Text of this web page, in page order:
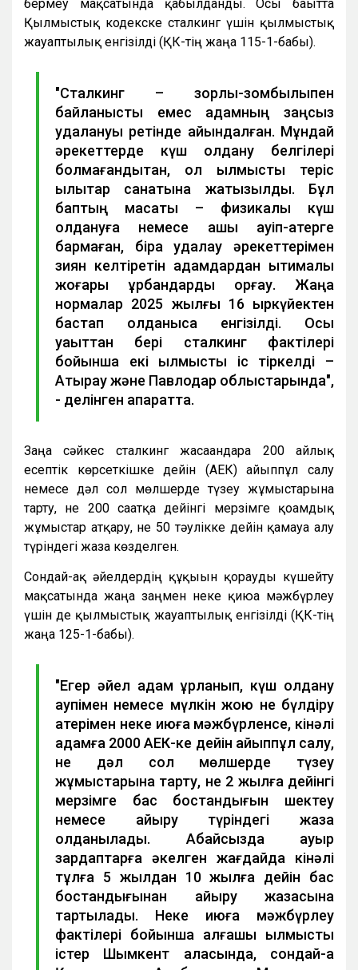
бермеу мақсатында қабылданды. Осы бағытта
Қылмыстық кодекске сталкинг үшін қылмыстық
жауаптылық енгізілді (ҚК-тің жаңа 115-1-бабы).
"Сталкинг – зорлық-зомбылықпен
байланысты емес адамның заңсыз
қудалануы ретінде айқындалған. Мұндай
әрекеттерде күш қолдану белгілері
болмағандықтан, ол қылмыстық теріс
қылықтар санатына жатқызылды. Бұл
баптың мақсаты – физикалық күш
қолдануға немесе ашық қауіп-қатерге
бармаған, бірақ қудалау әрекеттерімен
зиян келтіретін адамдардан ықтималы
жоғары құрбандарды қорғау. Жаңа
нормалар 2025 жылғы 16 қыркүйектен
бастап қолданысқа енгізілді. Осы
уақыттан бері сталкинг фактілері
бойынша екі қылмыстық іс тіркелді –
Атырау және Павлодар облыстарында",
- делінген ақпаратта.
Заңға сәйкес сталкинг жасағандарға 200 айлық
есептік көрсеткішке дейін (АЕК) айыппұл салу
немесе дәл сол мөлшерде түзеу жұмыстарына
тарту, не 200 сағатқа дейінгі мерзімге қоғамдық
жұмыстар атқару, не 50 тәулікке дейін қамауға алу
түріндегі жаза көзделген.
Сондай-ақ әйелдердің құқығын қорғауды күшейту
мақсатында жаңа заңмен неке қиюға мәжбүрлеу
үшін де қылмыстық жауаптылық енгізілді (ҚК-тің
жаңа 125-1-бабы).
"Егер әйел адам ұрланып, күш қолдану
қаупімен немесе мүлкін жою не бүлдіру
қатерімен неке қиюға мәжбүрленсе, кінәлі
адамға 2000 АЕК-ке дейін айыппұл салу,
не дәл сол мөлшерде түзеу
жұмыстарына тарту, не 2 жылға дейінгі
мерзімге бас бостандығын шектеу
немесе айыру түріндегі жаза
қолданылады. Абайсызда ауыр
зардаптарға әкелген жағдайда кінәлі
тұлға 5 жылдан 10 жылға дейін бас
бостандығынан айыру жазасына
тартылады. Неке қиюға мәжбүрлеу
фактілері бойынша алғашқы қылмыстық
істер Шымкент қаласында, сондай-ақ